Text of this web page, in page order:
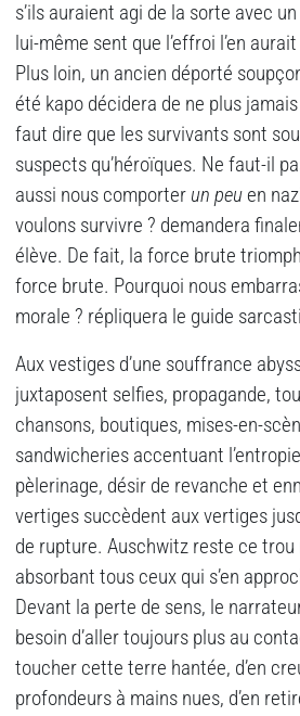
s’ils auraient agi de la sorte avec
lui-même sent que l’effroi l’en
Plus loin, un ancien déporté
été kapo décidera de ne plus jamais
faut dire que les survivants sont
suspects qu’héroïques. Ne faut-il
aussi nous comporter un peu en
voulons survivre ? demandera
élève. De fait, la force brute
force brute. Pourquoi nous
morale ? répliquera le guide
Aux vestiges d’une souffrance
juxtaposent selfies, propagande,
chansons, boutiques, mises-en-
sandwicheries accentuant
pèlerinage, désir de revanche et
vertiges succèdent aux vertiges
de rupture. Auschwitz reste ce trou
absorbant tous ceux qui s’en
Devant la perte de sens, le
besoin d’aller toujours plus au
toucher cette terre hantée, d’en
profondeurs à mains nues, d’en